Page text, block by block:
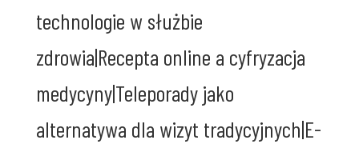
technologie w służbie
zdrowia|Recepta online a cyfryzacja
medycyny|Teleporady jako
alternatywa dla wizyt tradycyjnych|E-